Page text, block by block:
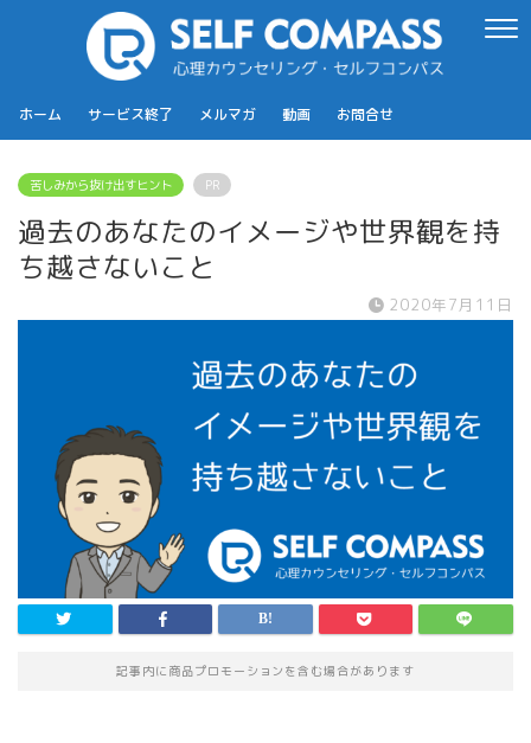
ホーム サービス終了 メルマガ 動画 お問合せ
苦しみから抜け出すヒント PR
過去のあなたのイメージや世界観を持
ち越さないこと
2020年7月11日
記事内に商品プロモーションを含む場合があります